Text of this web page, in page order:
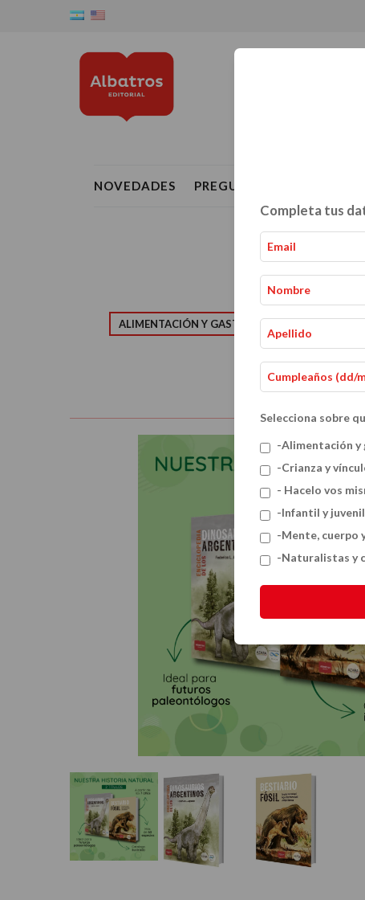
NOVEDADES PREGUNTAS FRECUENTES
ALIMENTACIÓN Y GASTRONOMÍA
Completa tus
Selecciona sobre
-Alimentación y
-Crianza y
- Hacelo vos
-Infantil y juvenil
-Mente, cuerpo
-Naturalistas y